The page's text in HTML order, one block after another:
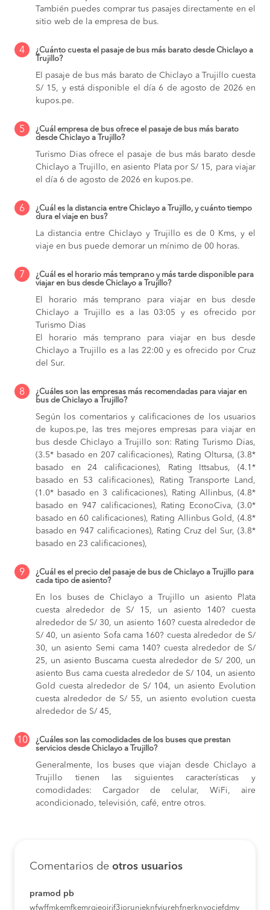
También puedes comprar tus pasajes directamente en el
sitio web de la empresa de bus.
4
¿Cuánto cuesta el pasaje de bus más barato desde Chiclayo a
Trujillo?
El pasaje de bus más barato de Chiclayo a Trujillo cuesta
S/ 15, y está disponible el día 6 de agosto de 2026 en
kupos.pe.
5
¿Cuál empresa de bus ofrece el pasaje de bus más barato
desde Chiclayo a Trujillo?
Turismo Dias ofrece el pasaje de bus más barato desde
Chiclayo a Trujillo, en asiento Plata por S/ 15, para viajar
el día 6 de agosto de 2026 en kupos.pe.
6
¿Cuál es la distancia entre Chiclayo a Trujillo, y cuánto tiempo
dura el viaje en bus?
La distancia entre Chiclayo y Trujillo es de 0 Kms, y el
viaje en bus puede demorar un mínimo de 00 horas.
7
¿Cuál es el horario más temprano y más tarde disponible para
viajar en bus desde Chiclayo a Trujillo?
El horario más temprano para viajar en bus desde
Chiclayo a Trujillo es a las 03:05 y es ofrecido por
Turismo Dias
El horario más temprano para viajar en bus desde
Chiclayo a Trujillo es a las 22:00 y es ofrecido por Cruz
del Sur.
8
¿Cuáles son las empresas más recomendadas para viajar en
bus de Chiclayo a Trujillo?
Según los comentarios y calificaciones de los usuarios
de kupos.pe, las tres mejores empresas para viajar en
bus desde Chiclayo a Trujillo son: Rating Turismo Dias,
(3.5* basado en 207 calificaciones), Rating Oltursa, (3.8*
basado en 24 calificaciones), Rating Ittsabus, (4.1*
basado en 53 calificaciones), Rating Transporte Land,
(1.0* basado en 3 calificaciones), Rating Allinbus, (4.8*
basado en 947 calificaciones), Rating EconoCiva, (3.0*
basado en 60 calificaciones), Rating Allinbus Gold, (4.8*
basado en 947 calificaciones), Rating Cruz del Sur, (3.8*
basado en 23 calificaciones),
9
¿Cuál es el precio del pasaje de bus de Chiclayo a Trujillo para
cada tipo de asiento?
En los buses de Chiclayo a Trujillo un asiento Plata
cuesta alrededor de S/ 15, un asiento 140? cuesta
alrededor de S/ 30, un asiento 160? cuesta alrededor de
S/ 40, un asiento Sofa cama 160? cuesta alrededor de S/
30, un asiento Semi cama 140? cuesta alrededor de S/
25, un asiento Buscama cuesta alrededor de S/ 200, un
asiento Bus cama cuesta alrededor de S/ 104, un asiento
Gold cuesta alrededor de S/ 104, un asiento Evolution
cuesta alrededor de S/ 55, un asiento evolution cuesta
alrededor de S/ 45,
10
¿Cuáles son las comodidades de los buses que prestan
servicios desde Chiclayo a Trujillo?
Generalmente, los buses que viajan desde Chiclayo a
Trujillo tienen las siguientes características y
comodidades: Cargador de celular, WiFi, aire
acondicionado, televisión, café, entre otros.
Comentarios de otros usuarios
pramod pb
wfwffmkemfkemrgjeoirjf3iorunjeknfviurehfnerknvociefdmv